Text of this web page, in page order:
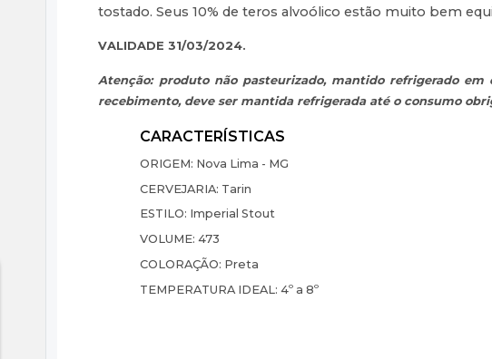
tostado. Seus 10% de teros alvoólico estão muito bem
VALIDADE 31/03/2024.
Atenção: produto não pasteurizado, mantido refrigerado
recebimento, deve ser mantida refrigerada até o consumo
ORIGEM: Nova Lima - MG
CERVEJARIA: Tarin
ESTILO: Imperial Stout
VOLUME: 473
COLORAÇÃO: Preta
TEMPERATURA IDEAL: 4º a 8º